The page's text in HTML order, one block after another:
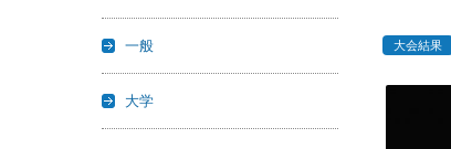
大会結果
一般
大学